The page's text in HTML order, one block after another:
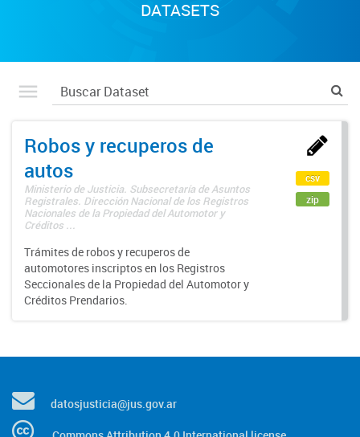
DATASETS
Robos y recuperos de
autos
Ministerio de Justicia. Subsecretaría de Asuntos
Registrales. Dirección Nacional de los Registros
Nacionales de la Propiedad del Automotor y
Créditos ...
Trámites de robos y recuperos de
automotores inscriptos en los Registros
Seccionales de la Propiedad del Automotor y
Créditos Prendarios.
csv
zip
datosjusticia@jus.gov.ar